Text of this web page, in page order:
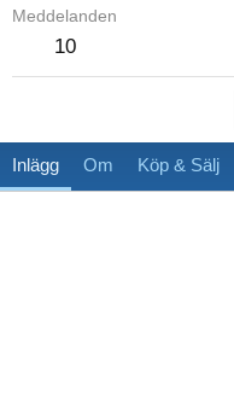
Meddelanden
10
Inlägg Om Köp & Sälj